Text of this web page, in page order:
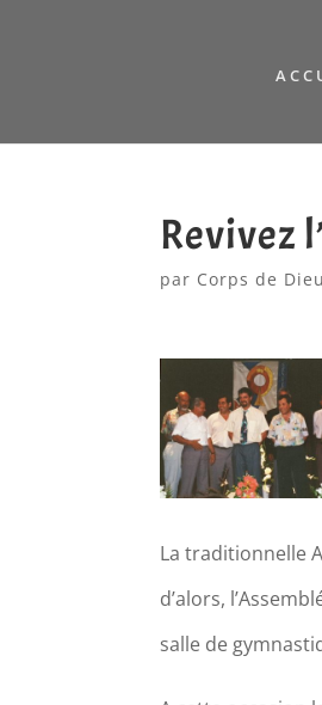
Revivez
par Corps de
La traditionnelle
d’alors,
salle de